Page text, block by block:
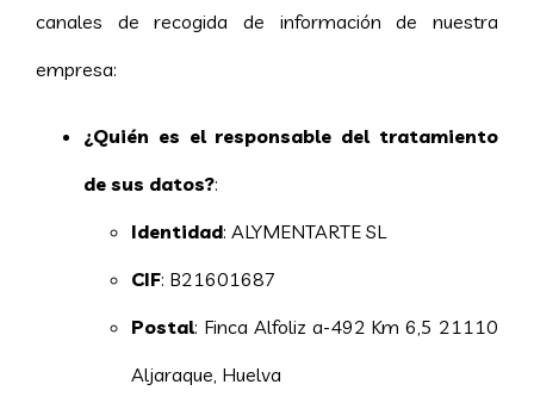
canales de recogida de información de nuestra
empresa:
¿Quién es el responsable del tratamiento
de sus datos?:
Identidad: ALYMENTARTE SL
CIF: B21601687
Postal: Finca Alfoliz a-492 Km 6,5 21110
Aljaraque, Huelva